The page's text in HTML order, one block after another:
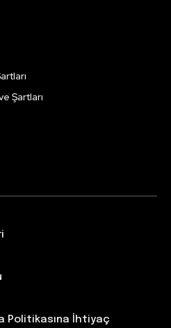
Şartları
Politikasına İhtiyaç